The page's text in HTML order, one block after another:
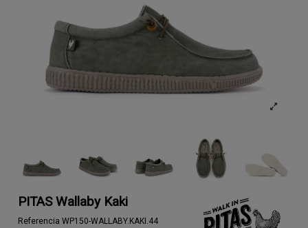
PITAS Wallaby Kaki
Referencia WP150-WALLABY.KAKI.44